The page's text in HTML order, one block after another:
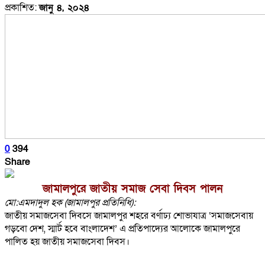
প্রকাশিত:জানু ৪, ২০২৪
0394
Share
জামালপুরে জাতীয় সমাজ সেবা দিবস পালন
মো:এমদাদুল হক (জামালপুর প্রতিনিধি):
জাতীয় সমাজসেবা দিবসে জামালপুর শহরে বর্ণাঢ্য শোভাযাত্র ‘সমাজসেবায়
গড়বো দেশ, স্মার্ট হবে বাংলাদেশ’ এ প্রতিপাদ্যের আলোকে জামালপুরে
পালিত হয় জাতীয় সমাজসেবা দিবস।